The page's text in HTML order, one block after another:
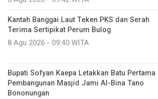
Kantah Banggai Laut Teken PKS dan Serah
Terima Sertipikat Perum Bulog
8 Agu 2026 - 09:40 WITA
Bupati Sofyan Kaepa Letakkan Batu Pertama
Pembangunan Masjid Jami Al-Bina Tano
Bononungan